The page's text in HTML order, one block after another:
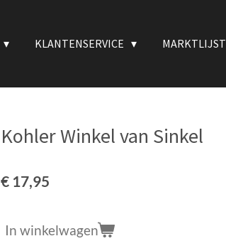
KLANTENSERVICE MARKTLIJST
Kohler Winkel van Sinkel
€ 17,95
In winkelwagen